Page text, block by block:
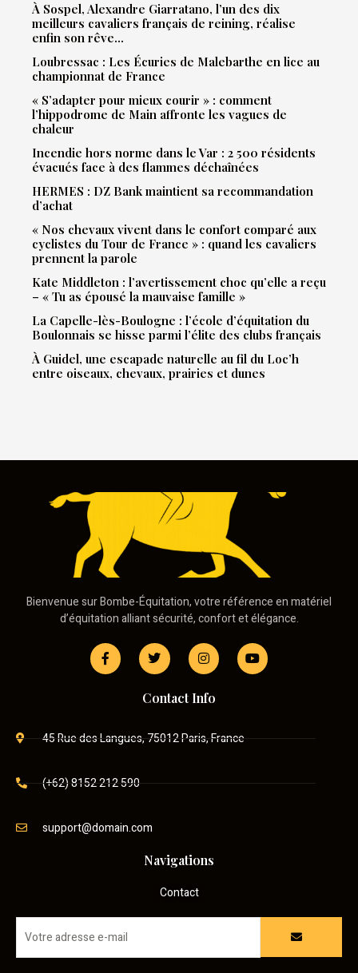
À Sospel, Alexandre Giarratano, l’un des dix
meilleurs cavaliers français de reining, réalise
enfin son rêve…
Loubressac : Les Écuries de Malebarthe en lice au
championnat de France
« S’adapter pour mieux courir » : comment
l’hippodrome de Main affronte les vagues de
chaleur
Incendie hors norme dans le Var : 2 500 résidents
évacués face à des flammes déchaînées
HERMES : DZ Bank maintient sa recommandation
d’achat
« Nos chevaux vivent dans le confort comparé aux
cyclistes du Tour de France » : quand les cavaliers
prennent la parole
Kate Middleton : l’avertissement choc qu’elle a reçu
– « Tu as épousé la mauvaise famille »
La Capelle-lès-Boulogne : l’école d’équitation du
Boulonnais se hisse parmi l’élite des clubs français
À Guidel, une escapade naturelle au fil du Loc’h
entre oiseaux, chevaux, prairies et dunes
Bienvenue sur Bombe-Équitation, votre référence en matériel
d’équitation alliant sécurité, confort et élégance.
Contact Info
45 Rue des Langues, 75012 Paris, France
(+62) 8152 212 590
support@domain.com
Navigations
Contact